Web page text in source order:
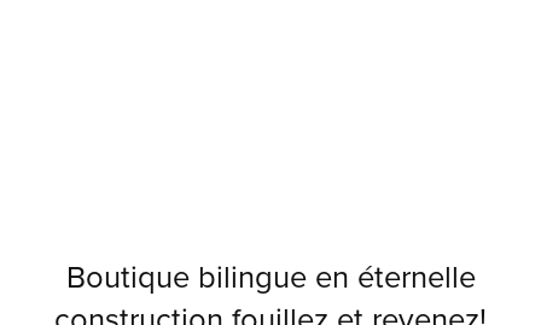
Boutique bilingue en éternelle